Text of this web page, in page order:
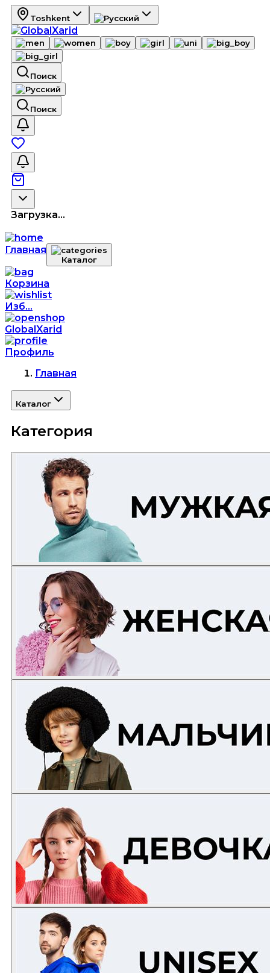
Toshkent
Поиск
Поиск
Загрузка...
Главная
Каталог
Корзина
Изб...
GlobalXarid
Профиль
Главная
Каталог
Категория